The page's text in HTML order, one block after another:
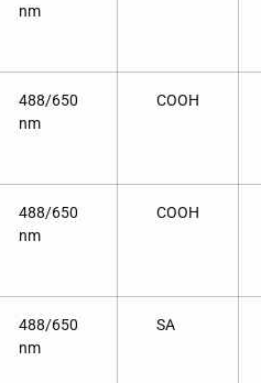
nm
488/650
nm
COOH
488/650
nm
COOH
488/650
nm
SA